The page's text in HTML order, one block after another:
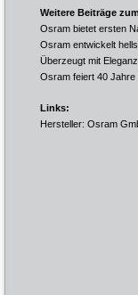
Weitere Beiträge
Osram bietet ersten
Osram entwickelt
Überzeugt mit
Osram feiert 40 Jahre
Links:
Hersteller: Osram